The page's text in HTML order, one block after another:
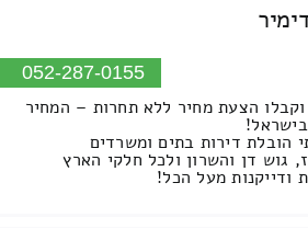
052-287-0155
וקבלו הצעת מחיר ללא תחרות – המחיר
הובלת דירות בתים ומשרדים
גוש דן והשרון ולכל חלקי הארץ
ודייקנות מעל הכל!